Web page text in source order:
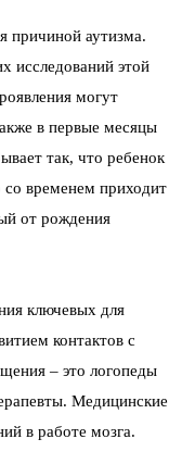
причиной аутизма.
исследований этой
могут
в первые месяцы
так, что ребенок
временем приходит
от рождения
ключевых для
контактов с
– это логопеды
Медицинские
в работе мозга.